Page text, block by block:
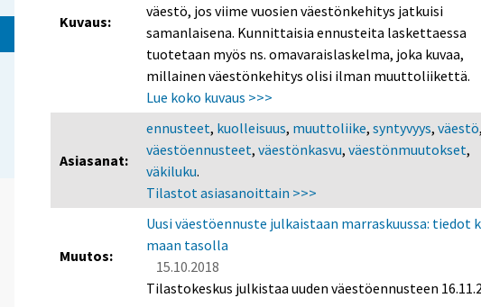
Kuvaus:
väestö, jos viime vuosien väestönkehitys jatkuisi
samanlaisena. Kunnittaisia ennusteita laskettaessa
tuotetaan myös ns. omavaraislaskelma, joka kuvaa,
millainen väestönkehitys olisi ilman muuttoliikettä.
Lue koko kuvaus >>>
Asiasanat:
ennusteet, kuolleisuus, muuttoliike,syntyvyys,väestö,
väestöennusteet,väestönkasvu,väestönmuutokset,
väkiluku.
Tilastot asiasanoittain >>>
Muutos:
Uusi väestöennuste julkaistaan marraskuussa: tiedot
maan tasolla
15.10.2018
Tilastokeskus julkistaa uuden väestöennusteen